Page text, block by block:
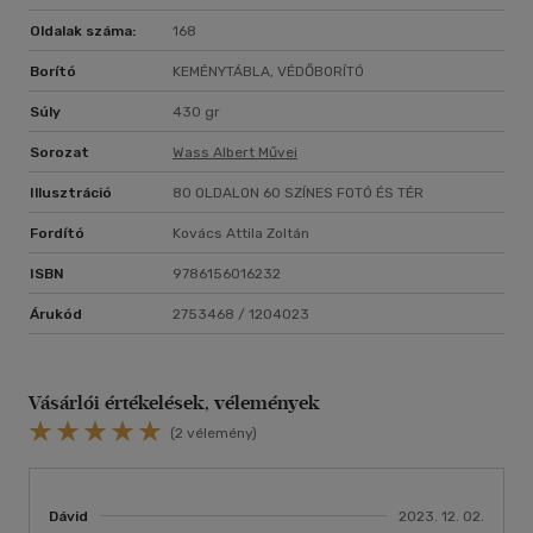
Oldalak száma: 168
Borító KEMÉNYTÁBLA, VÉDŐBORÍTÓ
Súly 430 gr
Sorozat Wass Albert Művei
Illusztráció 80 OLDALON 60 SZÍNES FOTÓ ÉS TÉR
Fordító Kovács Attila Zoltán
ISBN 9786156016232
Árukód 2753468 / 1204023
Vásárlói értékelések, vélemények
(2 vélemény)
Dávid 2023. 12. 02.